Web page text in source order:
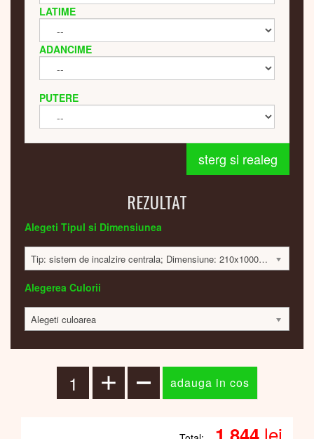
LATIME
ADANCIME
PUTERE
sterg si realeg
REZULTAT
Alegeti Tipul si Dimensiunea
Tip: sistem de incalzire centrala; Dimensiune: 210x1000x32; 225 Watt; 1842 lei
Alegerea Culorii
Alegeti culoarea
lei